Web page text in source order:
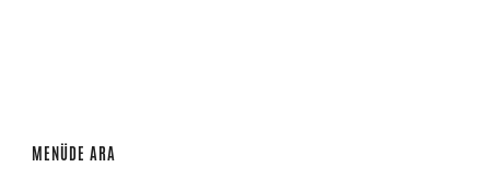
MENÜDE ARA